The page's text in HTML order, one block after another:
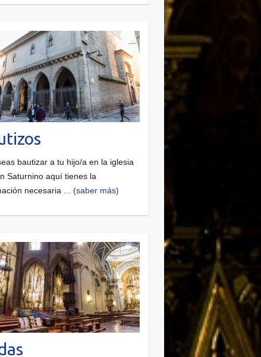
bautizar a tu hijo/a en la iglesia
Saturnino aquí tienes la
necesaria
... (saber más)